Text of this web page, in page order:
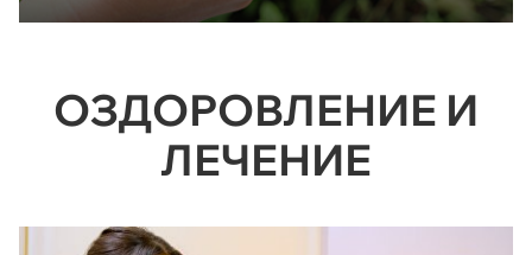
ОЗДОРОВЛЕНИЕ И
ЛЕЧЕНИЕ